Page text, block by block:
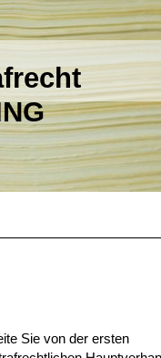
Sie von der ersten